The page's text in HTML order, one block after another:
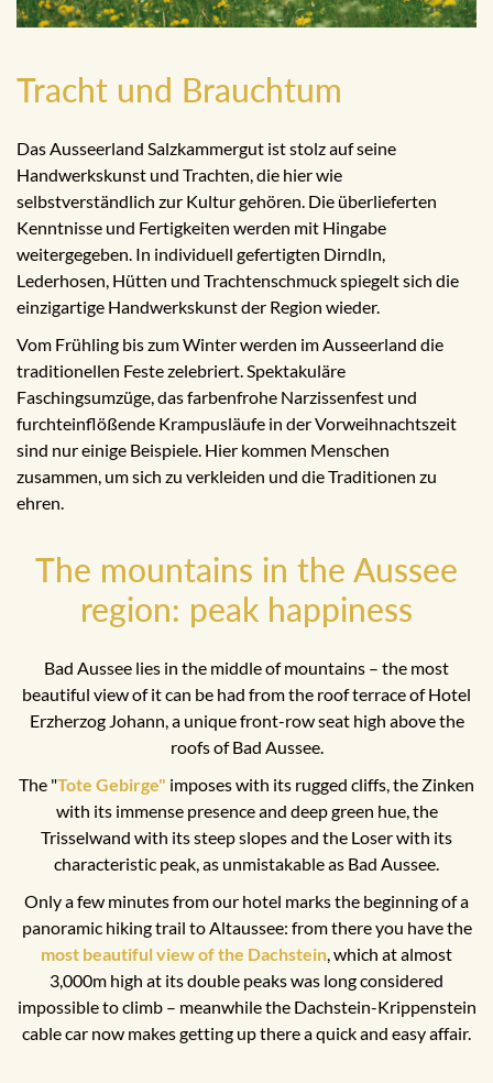
Tracht und Brauchtum
Das Ausseerland Salzkammergut ist stolz auf seine
Handwerkskunst und Trachten, die hier wie
selbstverständlich zur Kultur gehören. Die überlieferten
Kenntnisse und Fertigkeiten werden mit Hingabe
weitergegeben. In individuell gefertigten Dirndln,
Lederhosen, Hütten und Trachtenschmuck spiegelt sich die
einzigartige Handwerkskunst der Region wieder.
Vom Frühling bis zum Winter werden im Ausseerland die
traditionellen Feste zelebriert. Spektakuläre
Faschingsumzüge, das farbenfrohe Narzissenfest und
furchteinflößende Krampusläufe in der Vorweihnachtszeit
sind nur einige Beispiele. Hier kommen Menschen
zusammen, um sich zu verkleiden und die Traditionen zu
ehren.
The mountains in the Aussee
region: peak happiness
Bad Aussee lies in the middle of mountains – the most
beautiful view of it can be had from the roof terrace of Hotel
Erzherzog Johann, a unique front-row seat high above the
roofs of Bad Aussee.
The "Tote Gebirge" imposes with its rugged cliffs, the Zinken
with its immense presence and deep green hue, the
Trisselwand with its steep slopes and the Loser with its
characteristic peak, as unmistakable as Bad Aussee.
Only a few minutes from our hotel marks the beginning of a
panoramic hiking trail to Altaussee: from there you have the
most beautiful view of the Dachstein, which at almost
3,000m high at its double peaks was long considered
impossible to climb – meanwhile the Dachstein-Krippenstein
cable car now makes getting up there a quick and easy affair.